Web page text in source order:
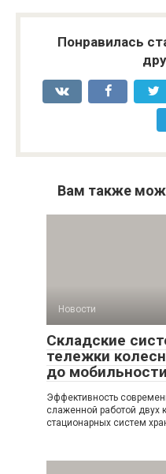
Понравилась
Вам также
Новости
Складские
тележки
до
Эффективность
слаженной работой двух
стационарных систем